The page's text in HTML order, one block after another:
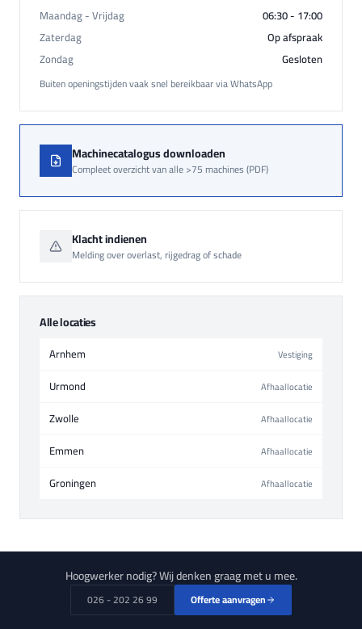
Maandag - Vrijdag
06:30 - 17:00
Zaterdag
Op afspraak
Zondag
Gesloten
Buiten openingstijden vaak snel bereikbaar via WhatsApp
Machinecatalogus downloaden
Compleet overzicht van alle >75 machines (PDF)
Klacht indienen
Melding over overlast, rijgedrag of schade
Alle locaties
Arnhem Vestiging
Urmond Afhaallocatie
Zwolle Afhaallocatie
Emmen Afhaallocatie
Groningen Afhaallocatie
Hoogwerker nodig? Wij denken graag met u mee.
026 - 202 26 99 Offerte aanvragen